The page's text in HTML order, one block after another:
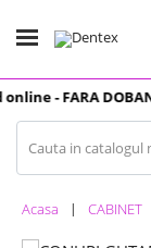
-FARA
Acasa CABINET